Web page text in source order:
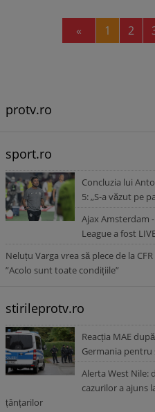
« Previous
1 2
protv.ro
sport.ro
Concluzia lui
5: „S-a văzut pe
Ajax Amsterdam
League a fost
Neluțu Varga vrea să plece de la
”Acolo sunt toate condițiile”
stirileprotv.ro
Reacția MAE
Germania pentru
Alerta West Nile:
cazurilor a ajuns
țânțarilor